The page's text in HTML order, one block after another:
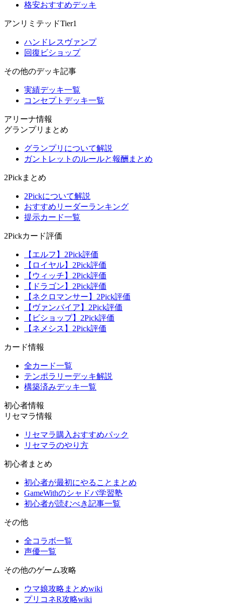
格安おすすめデッキ
アンリミテッドTier1
ハンドレスヴァンプ
回復ビショップ
その他のデッキ記事
実績デッキ一覧
コンセプトデッキ一覧
アリーナ情報
グランプリまとめ
グランプリについて解説
ガントレットのルールと報酬まとめ
2Pickまとめ
2Pickについて解説
おすすめリーダーランキング
提示カード一覧
2Pickカード評価
【エルフ】2Pick評価
【ロイヤル】2Pick評価
【ウィッチ】2Pick評価
【ドラゴン】2Pick評価
【ネクロマンサー】2Pick評価
【ヴァンパイア】2Pick評価
【ビショップ】2Pick評価
【ネメシス】2Pick評価
カード情報
全カード一覧
テンポラリーデッキ解説
構築済みデッキ一覧
初心者情報
リセマラ情報
リセマラ購入おすすめパック
リセマラのやり方
初心者まとめ
初心者が最初にやることまとめ
GameWithのシャドバ学習塾
初心者が読むべき記事一覧
その他
全コラボ一覧
声優一覧
その他のゲーム攻略
ウマ娘攻略まとめwiki
プリコネR攻略wiki